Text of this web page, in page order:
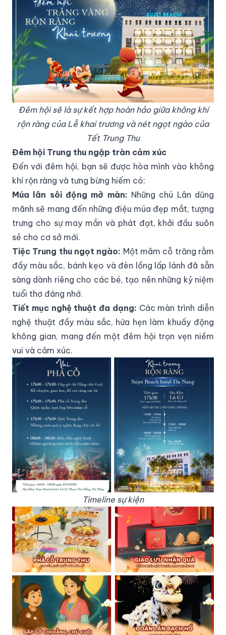
Đêm hội sẽ là sự kết hợp hoàn hảo giữa không khí
rộn ràng của Lễ khai trương và nét ngọt ngào của
Tết Trung Thu
Đêm hội Trung thu ngập tràn cảm xúc
Đến với đêm hội, bạn sẽ được hòa mình vào không
khí rộn ràng và tưng bừng hiếm có:
Múa lân sôi động mở màn: Những chú Lân dũng
mãnh sẽ mang đến những điệu múa đẹp mắt, tượng
trưng cho sự may mắn và phát đạt, khởi đầu suôn
sẻ cho cơ sở mới.
Tiệc Trung thu ngọt ngào: Một mâm cỗ trăng rằm
đầy màu sắc, bánh kẹo và đèn lồng lấp lánh đã sẵn
sàng dành riêng cho các bé, tạo nên những kỷ niệm
tuổi thơ đáng nhớ.
Tiết mục nghệ thuật đa dạng: Các màn trình diễn
nghệ thuật đầy màu sắc, hứa hẹn làm khuấy động
không gian, mang đến một đêm hội trọn vẹn niềm
vui và cảm xúc.
Timeline sự kiện